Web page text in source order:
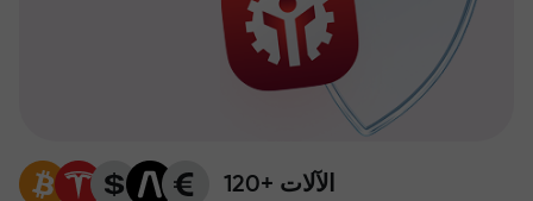
120+ الآلات